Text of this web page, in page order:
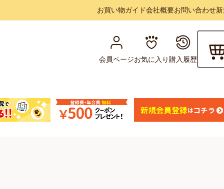
お買い物ガイド会社概要お問い合わせ
会員ページお気に入り購入履歴